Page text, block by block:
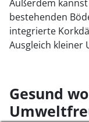
Außerdem
bestehenden
integrierte
Ausgleich kleiner
Gesund